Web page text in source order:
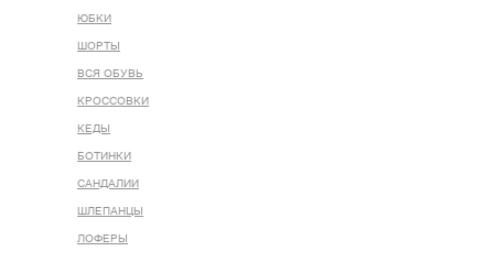
ЮБКИ
ШОРТЫ
ВСЯ ОБУВЬ
КРОССОВКИ
КЕДЫ
БОТИНКИ
САНДАЛИИ
ШЛЕПАНЦЫ
ЛОФЕРЫ